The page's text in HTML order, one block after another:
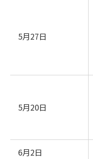
5月27日
5月20日
6月2日